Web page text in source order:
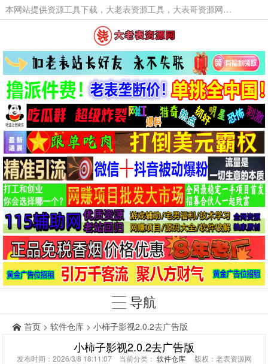
本网站提供资源工具下载，大老表资源工具，大表哥资源网软件工具，大老表资源下载，活动线报福利资源分享,活动线报，大型网游经典游戏，网络热门技术游戏辅助交流与分享。
导航
首页 > 软件仓库 > 小柿子影视2.0.2去广告版
小柿子影视2.0.2去广告版
发布时间：2026/3/8 18:11:07 当前分类： 软件仓库版权：老表资源网